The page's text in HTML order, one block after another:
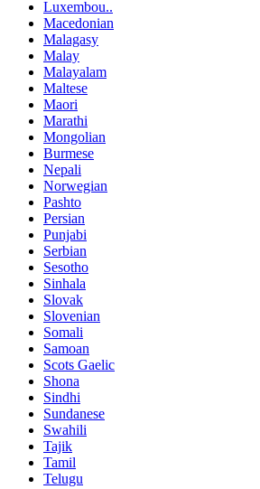
Luxembou..
Macedonian
Malagasy
Malay
Malayalam
Maltese
Maori
Marathi
Mongolian
Burmese
Nepali
Norwegian
Pashto
Persian
Punjabi
Serbian
Sesotho
Sinhala
Slovak
Slovenian
Somali
Samoan
Scots Gaelic
Shona
Sindhi
Sundanese
Swahili
Tajik
Tamil
Telugu